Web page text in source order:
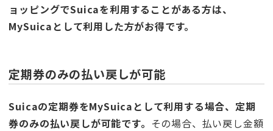
ョッピングでSuicaを利用することがある方は、
MySuicaとして利用した方がお得です。
定期券のみの払い戻しが可能
Suicaの定期券をMySuicaとして利用する場合、定期
券のみの払い戻しが可能です。 その場合、払い戻し金額